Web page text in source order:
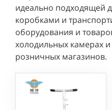
идеально подходящей
коробками и
оборудования и
холодильных камерах
розничных магазинов.